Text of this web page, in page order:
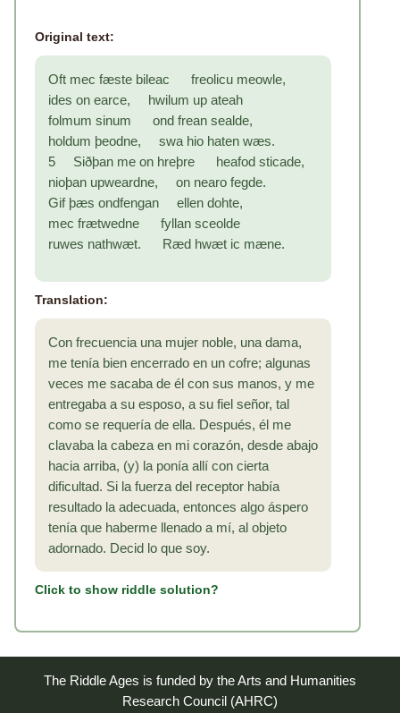
Original text:
Oft mec fæste bileac freolicu meowle,
ides on earce, hwilum up ateah
folmum sinum ond frean sealde,
holdum þeodne, swa hio haten wæs.
5 Siðþan me on hreþre heafod sticade,
nioþan upweardne, on nearo fegde.
Gif þæs ondfengan ellen dohte,
mec frætwedne fyllan sceolde
ruwes nathwæt. Ræd hwæt ic mæne.
Translation:
Con frecuencia una mujer noble, una dama,
me tenía bien encerrado en un cofre; algunas
veces me sacaba de él con sus manos, y me
entregaba a su esposo, a su fiel señor, tal
como se requería de ella. Después, él me
clavaba la cabeza en mi corazón, desde abajo
hacia arriba, (y) la ponía allí con cierta
dificultad. Si la fuerza del receptor había
resultado la adecuada, entonces algo áspero
tenía que haberme llenado a mí, al objeto
adornado. Decid lo que soy.
Click to show riddle solution?
The Riddle Ages is funded by the Arts and Humanities
Research Council (AHRC)